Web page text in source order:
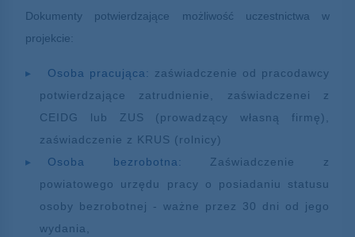
Dokumenty potwierdzające możliwość uczestnictwa w
projekcie:
Osoba pracująca: zaświadczenie od pracodawcy
potwierdzające zatrudnienie, zaświadczenei z
CEIDG lub ZUS (prowadzący własną firmę),
zaświadczenie z KRUS (rolnicy)
Osoba bezrobotna: Zaświadczenie z
powiatowego urzędu pracy o posiadaniu statusu
osoby bezrobotnej - ważne przez 30 dni od jego
wydania,